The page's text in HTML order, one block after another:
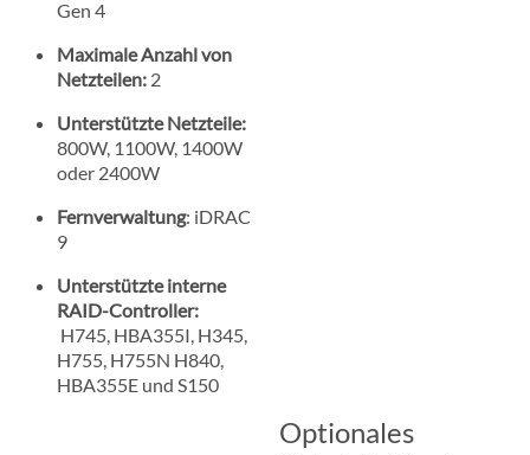
Gen 4
Maximale Anzahl von
Netzteilen: 2
Unterstützte Netzteile:
800W, 1100W, 1400W
oder 2400W
Fernverwaltung: iDRAC
9
Unterstützte interne
RAID-Controller:
H745, HBA355I, H345,
H755, H755N H840,
HBA355E und S150
Optionales